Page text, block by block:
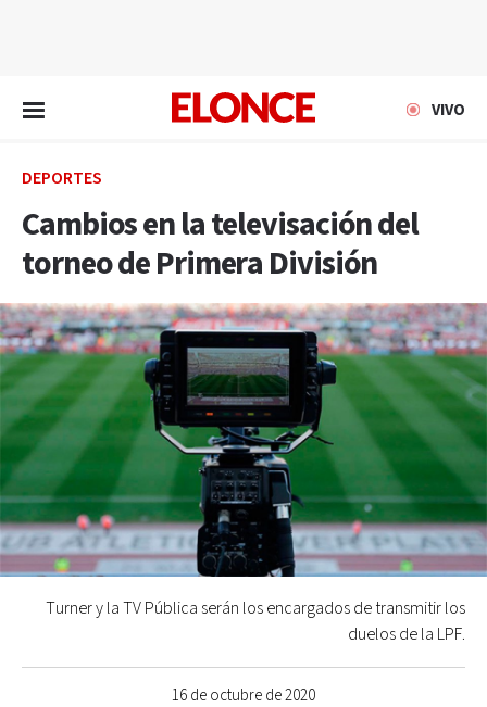
VIVO
DEPORTES
Cambios en la televisación del
torneo de Primera División
16 de octubre de 2020
Turner y la TV Pública serán los encargados de transmitir los
duelos de la LPF.